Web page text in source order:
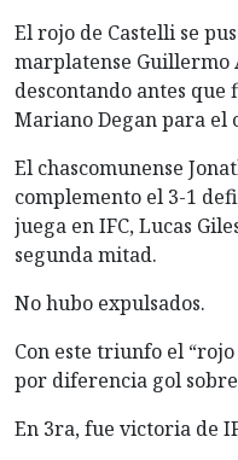
El rojo de Castelli se
marplatense Guillermo
descontando antes
Mariano Degan para el
El chascomunense
complemento el 3-1
juega en IFC, Lucas
segunda mitad.
No hubo expulsados.
Con este triunfo el
por diferencia gol
En 3ra, fue victoria de